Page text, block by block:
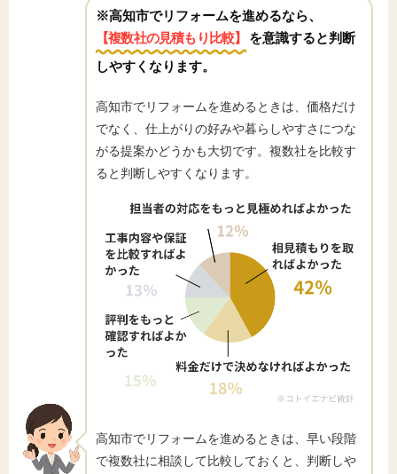
※高知市でリフォームを進めるなら、
【複数社の見積もり比較】
を意識すると判断
しやすくなります。
高知市でリフォームを進めるときは、価格だけ
でなく、仕上がりの好みや暮らしやすさにつな
がる提案かどうかも大切です。複数社を比較す
ると判断しやすくなります。
高知市でリフォームを進めるときは、早い段階
で複数社に相談して比較しておくと、判断しや